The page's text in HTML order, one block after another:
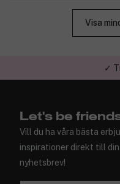
Visa
✓
Let's be
Vill du ha våra bästa
inspirationer direkt till
nyhetsbrev!